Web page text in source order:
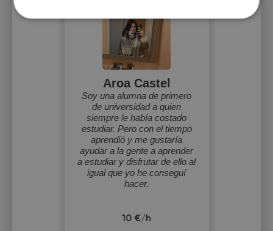
Aroa Castel
Soy una alumna de primero
de universidad a quien
siempre le había costado
estudiar. Pero con el tiempo
aprendió y me gustaría
ayudar a la gente a aprender
a estudiar y disfrutar de ello al
igual que yo he conseguí
hacer.
10 €/h